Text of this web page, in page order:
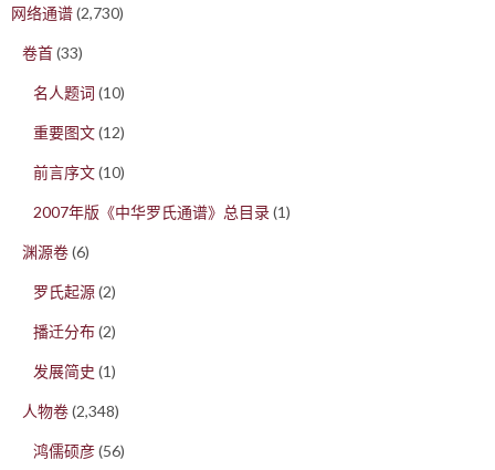
网络通谱(2,730)
卷首(33)
名人题词 (10)
重要图文(12)
前言序文(10)
2007年版《中华罗氏通谱》总目录(1)
渊源卷(6)
罗氏起源(2)
播迁分布(2)
发展简史 (1)
人物卷(2,348)
鸿儒硕彦(56)